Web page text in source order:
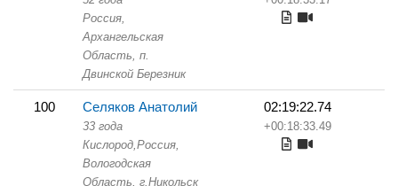
Россия,
Архангельская
Область, п.
Двинской Березник
100 Селяков Анатолий
33 года
Кислород,Россия,
Вологодская
Область, г.Никольск
02:19:22.74
+00:18:33.49